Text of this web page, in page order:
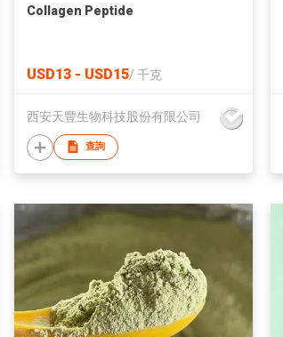
Collagen Peptide
USD13 - USD15/ 千克
西安天豐生物科技股份有限公司
查詢